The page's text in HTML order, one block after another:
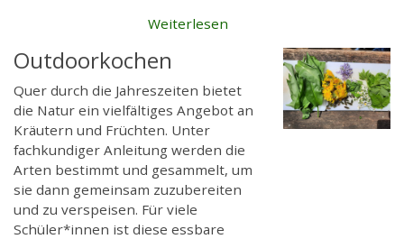
Weiterlesen
Outdoorkochen
Quer durch die Jahreszeiten bietet
die Natur ein vielfältiges Angebot an
Kräutern und Früchten. Unter
fachkundiger Anleitung werden die
Arten bestimmt und gesammelt, um
sie dann gemeinsam zuzubereiten
und zu verspeisen. Für viele
Schüler*innen ist diese essbare